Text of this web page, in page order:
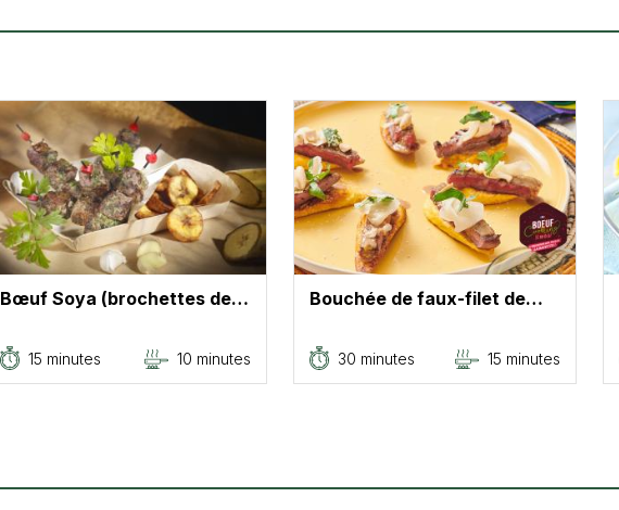
Bœuf Soya (brochettes de…
15 minutes 10 minutes
Bouchée de faux-filet de…
30 minutes 15 minutes